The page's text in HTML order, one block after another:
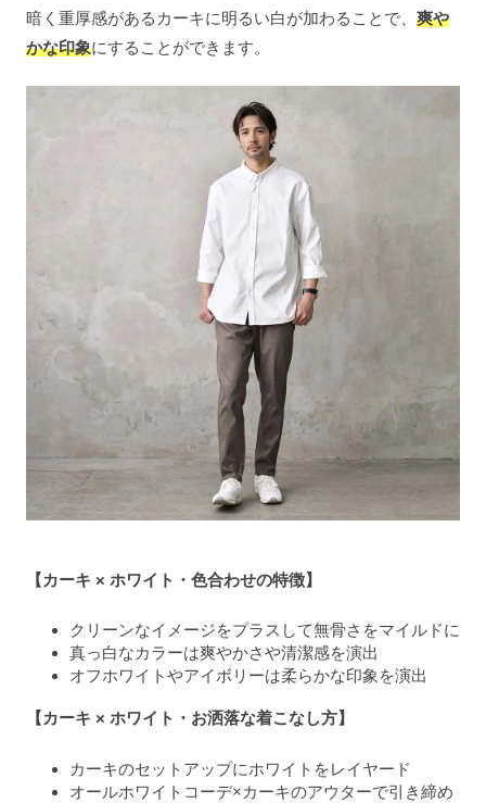
暗く重厚感があるカーキに明るい白が加わることで、 爽や
かな印象にすることができます。
【カーキ × ホワイト・色合わせの特徴】
クリーンなイメージをプラスして無骨さをマイルドに
真っ白なカラーは爽やかさや清潔感を演出
オフホワイトやアイボリーは柔らかな印象を演出
【カーキ × ホワイト・お洒落な着こなし方】
カーキのセットアップにホワイトをレイヤード
オールホワイトコーデ×カーキのアウターで引き締め